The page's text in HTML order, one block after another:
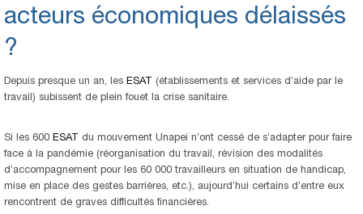
acteurs économiques délaissés
?
Depuis presque un an, les ESAT
(établissements et services d’aide par le
travail) subissent de plein fouet la crise sanitaire.
Si les 600 ESAT
du mouvement Unapei n’ont cessé de s’adapter pour faire
face à la pandémie (réorganisation du travail, révision des modalités
d’accompagnement pour les 60 000 travailleurs en situation de handicap,
mise en place des gestes barrières, etc.), aujourd’hui certains d’entre eux
rencontrent de graves difficultés financières.